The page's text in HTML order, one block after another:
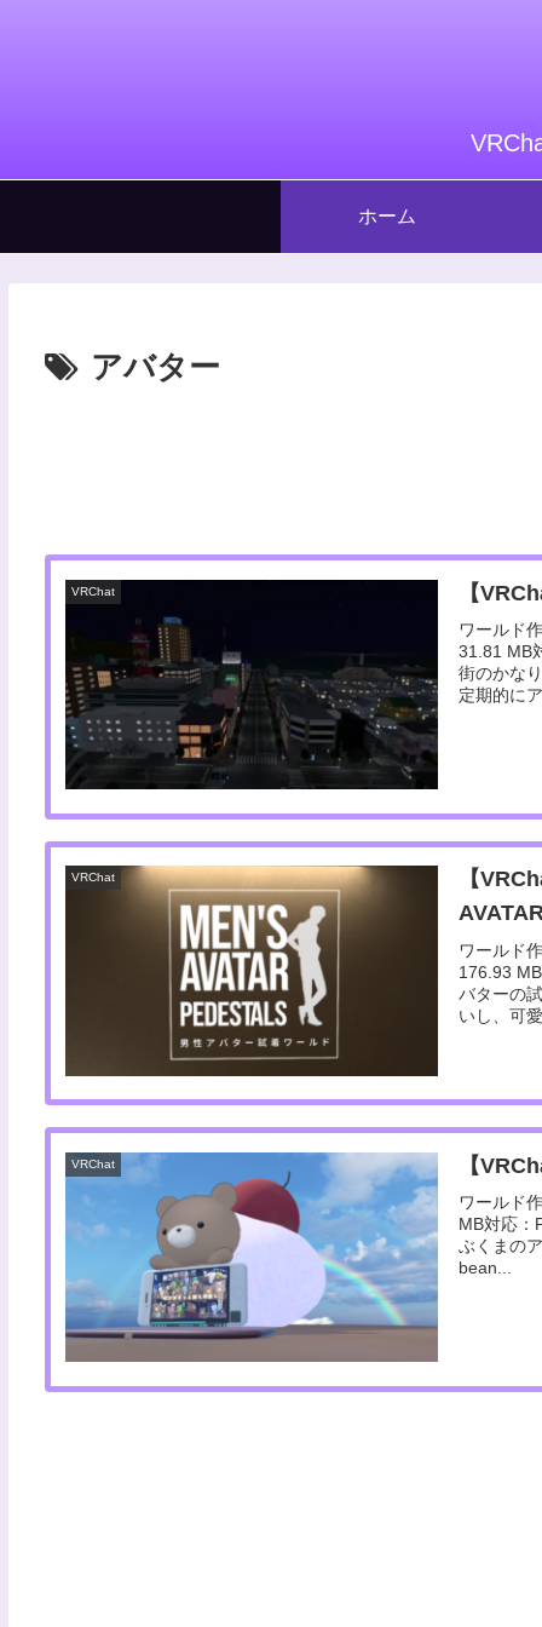
ホーム
アバター
VRChat 【
ワールド
31.81 MB
街のかな
定期的に
VRChat
【
ワールド
176.93
バターの
いし、可
VRChat 【
ワールド
MB対応：
ぶくまの
bean...